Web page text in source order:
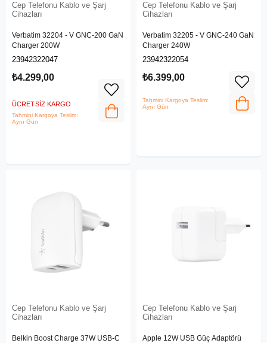
Cep Telefonu Kablo ve Şarj
Cihazları
Verbatim 32204 - V GNC-200 GaN
Charger 200W
23942322047
₺4.299,00
ÜCRETSIZ KARGO
Tahmini Kargoya Teslim:
Aynı Gün
Cep Telefonu Kablo ve Şarj
Cihazları
Verbatim 32205 - V GNC-240 GaN
Charger 240W
23942322054
₺6.399,00
Tahmini Kargoya Teslim:
Aynı Gün
Cep Telefonu Kablo ve Şarj
Cihazları
Belkin Boost Charge 37W USB-C
Cep Telefonu Kablo ve Şarj
Cihazları
Apple 12W USB Güç Adaptörü